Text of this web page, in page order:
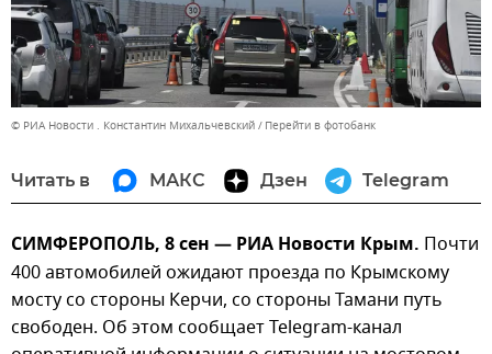
© РИА Новости . Константин Михальчевский Перейти в фотобанк
Читать в МАКС Дзен Telegram
СИМФЕРОПОЛЬ, 8 сен — РИА Новости Крым. Почти
400 автомобилей ожидают проезда по Крымскому
мосту со стороны Керчи, со стороны Тамани путь
свободен. Об этом сообщает Telegram-канал